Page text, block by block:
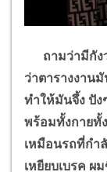
ถามว่ามีกังว
ว่าตารางงาน
ทำให้มันจึ้ง ปัง
พร้อมทั้งกายทั้
เหมือนรถที่กำ
เหยียบเบรค